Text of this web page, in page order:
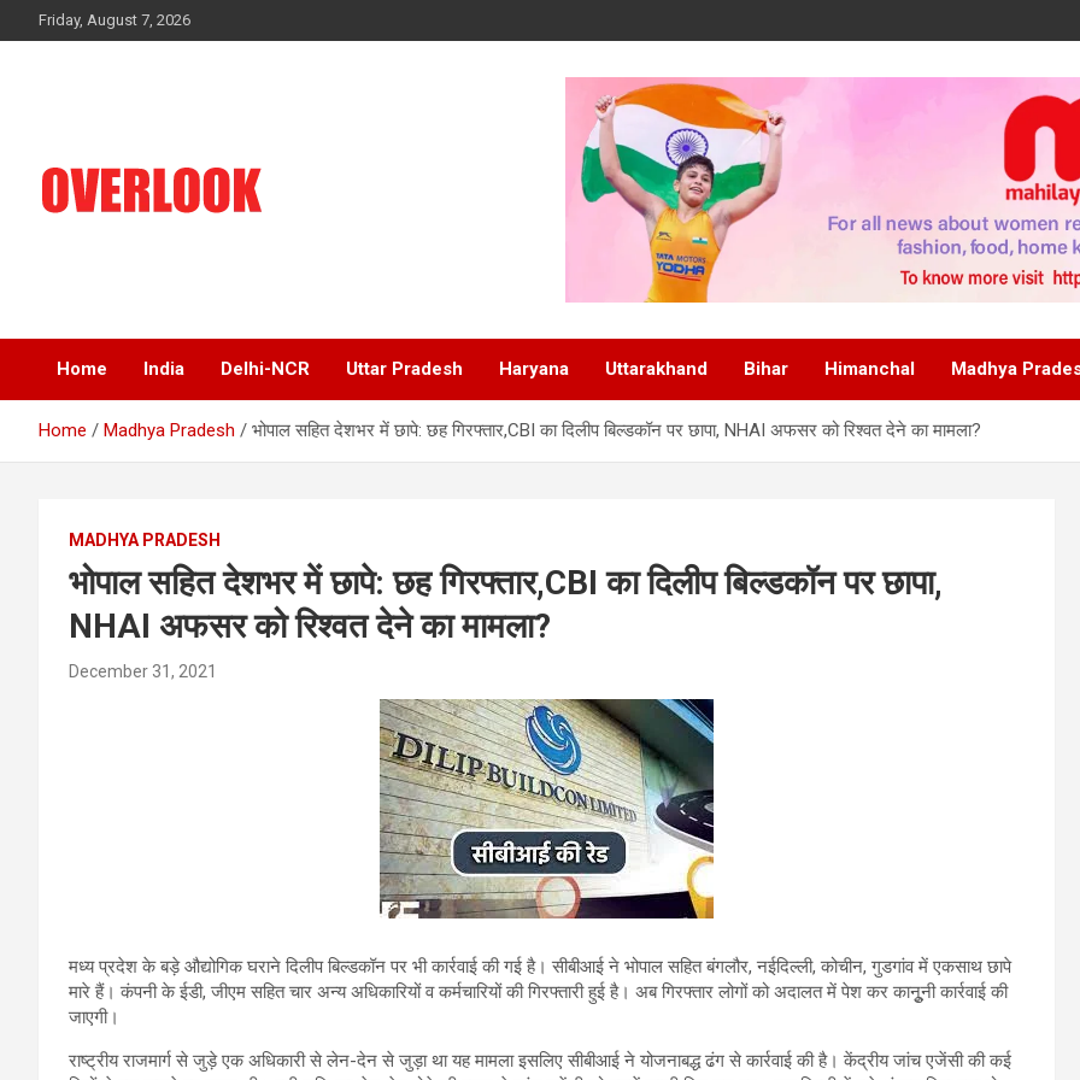
to
Friday, August 7, 2026
Home India Delhi-NCR Uttar Pradesh Haryana Uttarakhand Bihar Himanchal Madhya
Home Madhya Pradesh भोपाल सहित देशभर में छापे: छह गिरफ्तार,CBI का दिलीप बिल्डकॉन पर छापा, NHAI अफसर को रिश्वत देने का मामला?
MADHYA PRADESH
भोपाल सहित देशभर में छापे: छह गिरफ्तार,CBI का दिलीप बिल्डकॉन पर छापा,
NHAI अफसर को रिश्वत देने का मामला?
December 31, 2021
मध्य प्रदेश के बड़े औद्योगिक घराने दिलीप बिल्डकॉन पर भी कार्रवाई की गई है। सीबीआई ने भोपाल सहित बंगलौर, नईदिल्ली, कोचीन, गुडगांव में एकसाथ छापे
मारे हैं। कंपनी के ईडी, जीएम सहित चार अन्य अधिकारियों व कर्मचारियों की गिरफ्तारी हुई है। अब गिरफ्तार लोगों को अदालत में पेश कर कानुूनी कार्रवाई की
जाएगी।
राष्ट्रीय राजमार्ग से जुड़े एक अधिकारी से लेन-देन से जुड़ा था यह मामला इसलिए सीबीआई ने योजनाबद्ध ढंग से कार्रवाई की है। केंद्रीय जांच एजेंसी की कई